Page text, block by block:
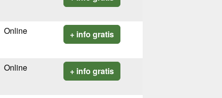
Online + info gratis
Online + info gratis